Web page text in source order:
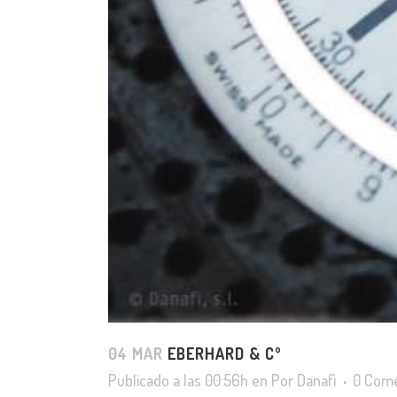
04 MAR EBERHARD & Cº
Publicado a las 00:56h en Por Danafi
0